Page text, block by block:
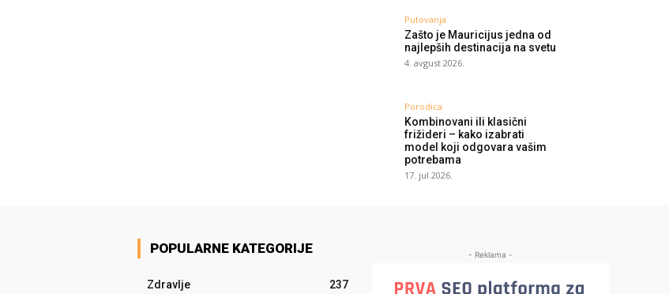
Putovanja
Zašto je Mauricijus jedna od
najlepših destinacija na svetu
4. avgust 2026.
Porodica
Kombinovani ili klasični
frižideri – kako izabrati
model koji odgovara vašim
potrebama
17. jul 2026.
POPULARNE KATEGORIJE
Zdravlje 237
- Reklama -